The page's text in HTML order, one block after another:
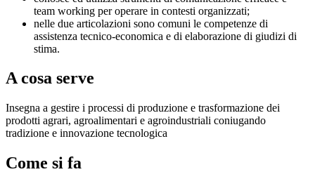
team working per operare in contesti organizzati;
nelle due articolazioni sono comuni le competenze di
assistenza tecnico-economica e di elaborazione di giudizi di
stima.
A cosa serve
Insegna a gestire i processi di produzione e trasformazione dei
prodotti agrari, agroalimentari e agroindustriali coniugando
tradizione e innovazione tecnologica
Come si fa